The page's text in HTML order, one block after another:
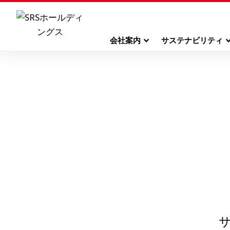
会社案内 サステナビリティ